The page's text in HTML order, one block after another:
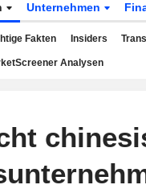
Unternehmen
Fakten Insiders
Analysen